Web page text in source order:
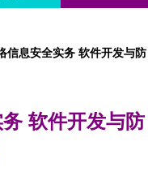
信息安全实务 软件开发与防
软件开发与防